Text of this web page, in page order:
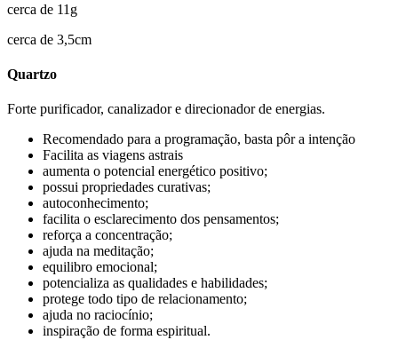
cerca de 11g
cerca de 3,5cm
Quartzo
Forte purificador, canalizador e direcionador de energias.
Recomendado para a programação, basta pôr a intenção
Facilita as viagens astrais
aumenta o potencial energético positivo;
possui propriedades curativas;
autoconhecimento;
facilita o esclarecimento dos pensamentos;
reforça a concentração;
ajuda na meditação;
equilibro emocional;
potencializa as qualidades e habilidades;
protege todo tipo de relacionamento;
ajuda no raciocínio;
inspiração de forma espiritual.